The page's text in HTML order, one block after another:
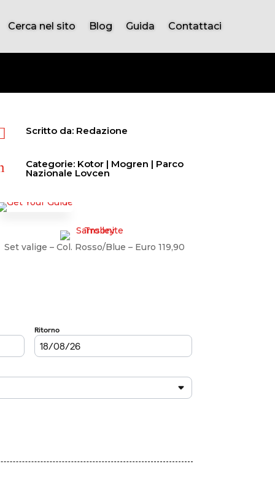
Cerca nel sito Blog Guida Contattaci
Scritto da: Redazione
Categorie: Kotor | Mogren | Parco
Nazionale Lovcen
Set valige – Col. Rosso/Blue – Euro 119,90